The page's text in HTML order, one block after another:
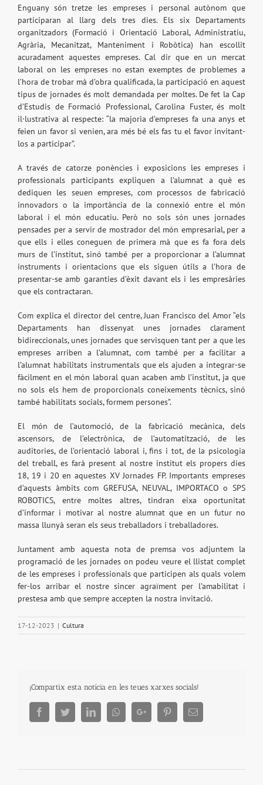
Enguany són tretze les empreses i personal autònom que
participaran al llarg dels tres dies. Els six Departaments
organitzadors (Formació i Orientació Laboral, Administratiu,
Agrària, Mecanitzat, Manteniment i Robòtica) han escollit
acuradament aquestes empreses. Cal dir que en un mercat
laboral on les empreses no estan exemptes de problemes a
l’hora de trobar mà d’obra qualificada, la participació en aquest
tipus de jornades és molt demandada per moltes. De fet la Cap
d’Estudis de Formació Professional, Carolina Fuster, és molt
il·lustrativa al respecte: “la majoria d’empreses fa una anys et
feien un favor si venien, ara més bé els fas tu el favor invitant-
los a participar”.
A través de catorze ponències i exposicions les empreses i
professionals participants expliquen a l’alumnat a què es
dediquen les seuen empreses, com processos de fabricació
innovadors o la importància de la connexió entre el món
laboral i el món educatiu. Però no sols són unes jornades
pensades per a servir de mostrador del món empresarial, per a
que ells i elles coneguen de primera mà que es fa fora dels
murs de l’institut, sinó també per a proporcionar a l’alumnat
instruments i orientacions que els siguen útils a l’hora de
presentar-se amb garanties d’èxit davant els i les empresàries
que els contractaran.
Com explica el director del centre, Juan Francisco del Amor “els
Departaments han dissenyat unes jornades clarament
bidireccionals, unes jornades que servisquen tant per a que les
empreses arriben a l’alumnat, com també per a facilitar a
l’alumnat habilitats instrumentals que els ajuden a integrar-se
fàcilment en el món laboral quan acaben amb l’institut, ja que
no sols els hem de proporcionals coneixements tècnics, sinó
també habilitats socials, formem persones”.
El món de l’automoció, de la fabricació mecànica, dels
ascensors, de l’electrònica, de l’automatització, de les
auditories, de l’orientació laboral i, fins i tot, de la psicologia
del treball, es farà present al nostre institut els propers dies
18, 19 i 20 en aquestes XV Jornades FP. Importants empreses
d’aquests àmbits com GREFUSA, NEUVAL, IMPORTACO o SPS
ROBOTICS, entre moltes altres, tindran eixa oportunitat
d’informar i motivar al nostre alumnat que en un futur no
massa llunyà seran els seus treballadors i treballadores.
Juntament amb aquesta nota de premsa vos adjuntem la
programació de les jornades on podeu veure el llistat complet
de les empreses i professionals que participen als quals volem
fer-los arribar el nostre sincer agraïment per l’amabilitat i
prestesa amb que sempre accepten la nostra invitació.
17-12-2023 | Cultura
¡Compartix esta notícia en les teues xarxes socials!
FacebookTwitterLinkedInWhatsappGoogle+ PinterestEmail